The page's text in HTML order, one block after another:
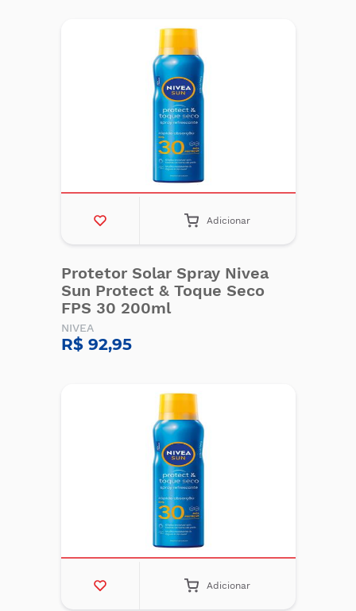
Adicionar
Protetor Solar Spray Nivea
Sun Protect & Toque Seco
FPS 30 200ml
NIVEA
R$ 92,95
Adicionar